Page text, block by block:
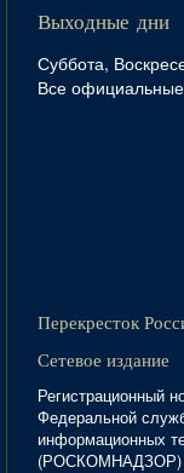
Выходные дни
Суббота,
Все
Перекресток
Сетевое издание
Регистрационный
Федеральной
информационных
(РОСКОМНАДЗОР)